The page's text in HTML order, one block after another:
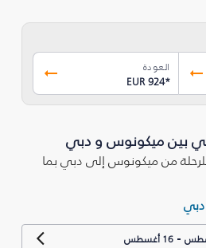
العودة
EUR 924*
بين ميكونوس و دبي
من ميكونوس إلى دبي بما
دبي
-16 أغسطس